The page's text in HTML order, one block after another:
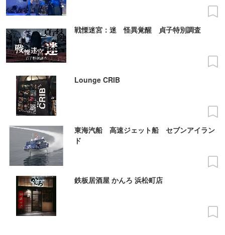
戦慄迷宮：迷 怪異覚醒 貞子特別調査
Lounge CRIB
東海汽船 高速ジェット船 セブンアイラン
ド
鉄板居酒屋 かんろ 浜松町店